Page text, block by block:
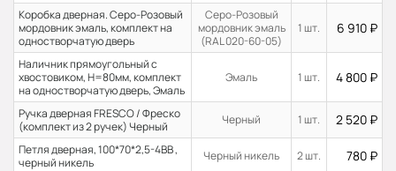
Коробка дверная. Серо-Розовый
мордовник эмаль, комплект на
одностворчатую дверь
Серо-Розовый
мордовник эмаль
(RAL 020-60-05)
1 шт. 6 910 ₽
Наличник прямоугольный с
хвостовиком, H=80мм, комплект
на одностворчатую дверь, Эмаль
Эмаль 1 шт. 4 800 ₽
Ручка дверная FRESCO / Фреско
(комплект из 2 ручек) Черный
Черный 1 шт. 2 520 ₽
Петля дверная, 100*70*2,5-4ВВ ,
черный никель
Черный никель 2 шт. 780 ₽